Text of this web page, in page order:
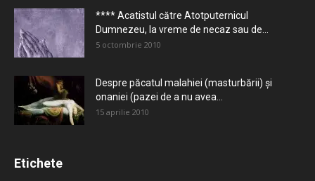
**** Acatistul către Atotputernicul
Dumnezeu, la vreme de necaz sau de...
5 octombrie 2010
Despre păcatul malahiei (masturbării) şi
onaniei (pazei de a nu avea...
15 aprilie 2010
Etichete